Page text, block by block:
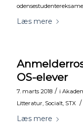
Læs mere
OS-elever
7. marts 2018 / i
Litteratur, Socialt, STX /
Læs mere